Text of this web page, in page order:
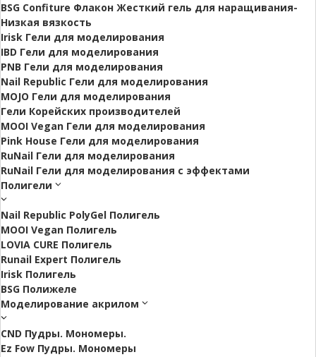
BSG Confiture Флакон Жесткий гель для наращивания-
Низкая вязкость
Irisk Гели для моделирования
IBD Гели для моделирования
PNB Гели для моделирования
Nail Republic Гели для моделирования
MOJO Гели для моделирования
Гели Корейских производителей
MOOI Vegan Гели для моделирования
Pink House Гели для моделирования
RuNail Гели для моделирования
RuNail Гели для моделирования с эффектами
Полигели
Nail Republic PolyGel Полигель
MOOI Vegan Полигель
LOVIA CURE Полигель
Runail Expert Полигель
Irisk Полигель
BSG Полижеле
Моделирование акрилом
CND Пудры. Мономеры.
Ez Fow Пудры. Мономеры